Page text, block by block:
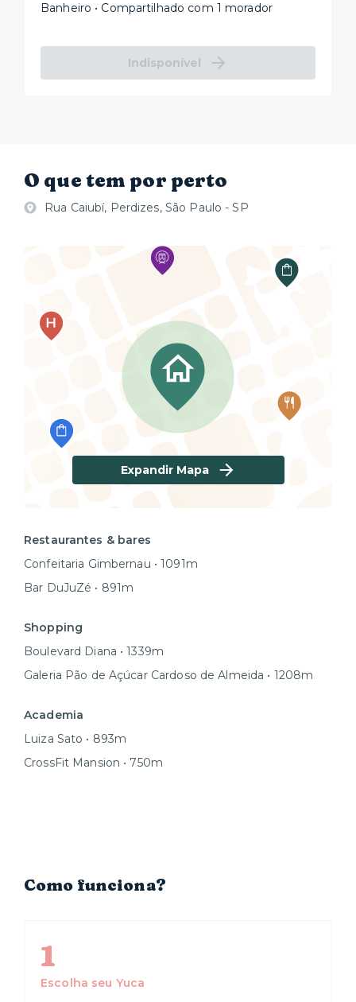
Banheiro • Compartilhado com 1 morador
Indisponível
O que tem por perto
Rua Caiubí, Perdizes, São Paulo - SP
Expandir Mapa
Restaurantes & bares
Confeitaria Gimbernau • 1091m
Bar DuJuZé • 891m
Shopping
Boulevard Diana • 1339m
Galeria Pão de Açúcar Cardoso de Almeida • 1208m
Academia
Luiza Sato • 893m
CrossFit Mansion • 750m
Como funciona?
1
Escolha seu Yuca